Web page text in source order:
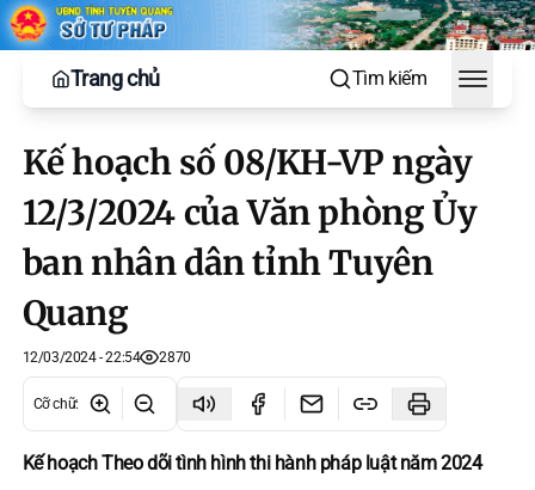
Trang chủ Tìm kiếm
Toggle
Kế hoạch số 08/KH-VP ngày
12/3/2024 của Văn phòng Ủy
ban nhân dân tỉnh Tuyên
Quang
12/03/2024 - 22:54 2870
Cỡ chữ:
Kế hoạch Theo dõi tình hình thi hành pháp luật năm 2024